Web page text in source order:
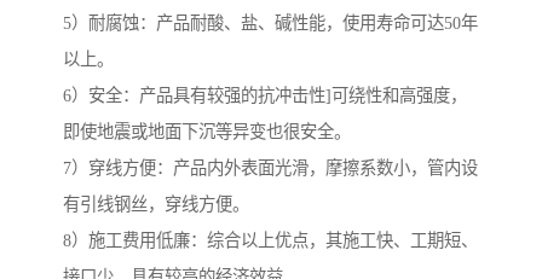
5）耐腐蚀：产品耐酸、盐、碱性能，使用寿命可达50年
以上。
6）安全：产品具有较强的抗冲击性]可绕性和高强度，
即使地震或地面下沉等异变也很安全。
7）穿线方便：产品内外表面光滑，摩擦系数小，管内设
有引线钢丝，穿线方便。
8）施工费用低廉：综合以上优点，其施工快、工期短、